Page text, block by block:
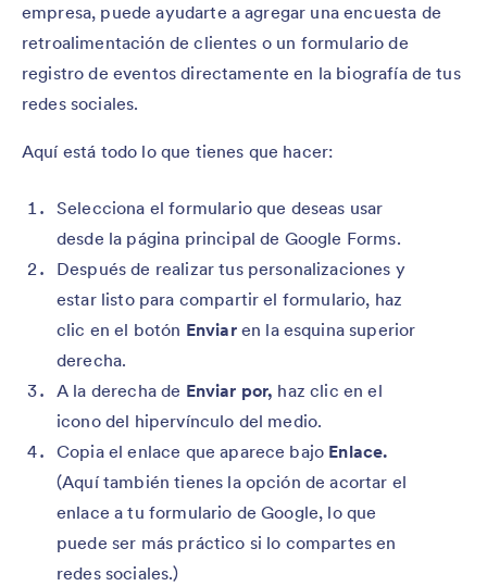
empresa, puede ayudarte a agregar una encuesta de
retroalimentación de clientes o un formulario de
registro de eventos directamente en la biografía de tus
redes sociales.
Aquí está todo lo que tienes que hacer:
Selecciona el formulario que deseas usar
desde la página principal de Google Forms.
Después de realizar tus personalizaciones y
estar listo para compartir el formulario, haz
clic en el botón Enviaren la esquina superior
derecha.
A la derecha de Enviar por, haz clic en el
icono del hipervínculo del medio.
Copia el enlace que aparece bajo Enlace.
(Aquí también tienes la opción de acortar el
enlace a tu formulario de Google, lo que
puede ser más práctico si lo compartes en
redes sociales.)